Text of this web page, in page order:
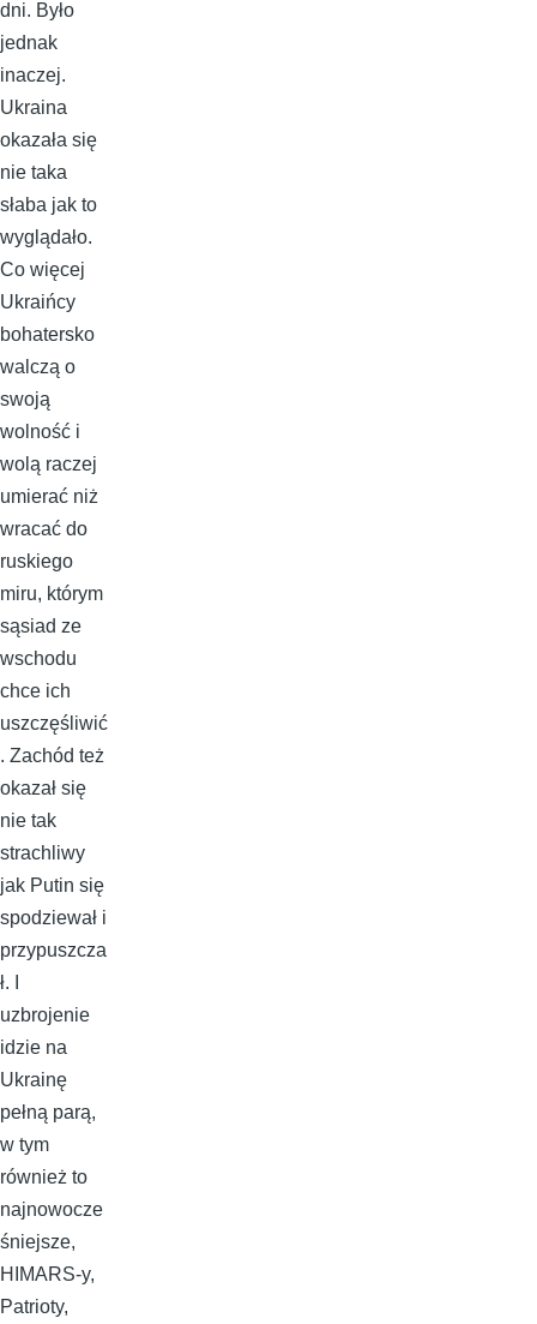
dni. Było
jednak
inaczej.
Ukraina
okazała się
nie taka
słaba jak to
wyglądało.
Co więcej
Ukraińcy
bohatersko
walczą o
swoją
wolność i
wolą raczej
umierać niż
wracać do
ruskiego
miru, którym
sąsiad ze
wschodu
chce ich
uszczęśliwić
. Zachód też
okazał się
nie tak
strachliwy
jak Putin się
spodziewał i
przypuszcza
ł. I
uzbrojenie
idzie na
Ukrainę
pełną parą,
w tym
również to
najnowocze
śniejsze,
HIMARS-y,
Patrioty,